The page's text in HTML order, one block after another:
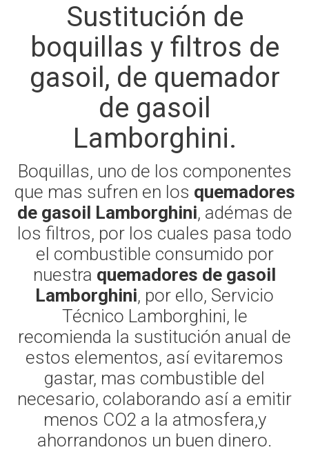
Sustitución de
boquillas y filtros de
gasoil, de quemador
de gasoil
Lamborghini.
Boquillas, uno de los componentes
que mas sufren en los quemadores
de gasoil Lamborghini, adémas de
los filtros, por los cuales pasa todo
el combustible consumido por
nuestra quemadores de gasoil
Lamborghini, por ello, Servicio
Técnico Lamborghini, le
recomienda la sustitución anual de
estos elementos, así evitaremos
gastar, mas combustible del
necesario, colaborando así a emitir
menos CO2 a la atmosfera,y
ahorrandonos un buen dinero.